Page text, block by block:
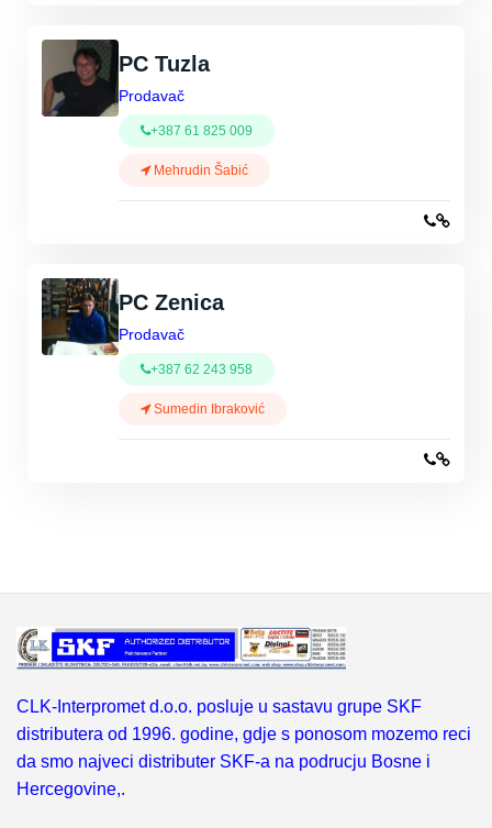
PC Tuzla
Prodavač
+387 61 825 009
Mehrudin Šabić
PC Zenica
Prodavač
+387 62 243 958
Sumedin Ibraković
CLK-Interpromet d.o.o. posluje u sastavu grupe SKF
distributera od 1996. godine, gdje s ponosom mozemo reci
da smo najveci distributer SKF-a na podrucju Bosne i
Hercegovine,.